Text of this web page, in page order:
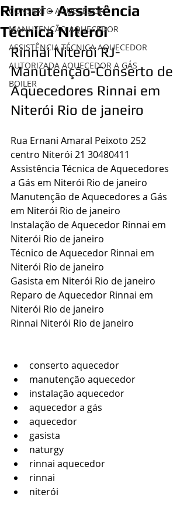
CONSERTO AQUECEDOR
MANUTENÇÃO AQUECEDOR
ASSISTÊNCIA TÉCNICA AQUECEDOR
AUTORIZADA AQUECEDOR A GÁS
BOILER
Rinnai - Assistência
Técnica Niterói
Rinnai Niterói RJ-
Manutenção-Conserto de
Aquecedores Rinnai em
Niterói Rio de janeiro
Rua Ernani Amaral Peixoto 252
centro Niterói 21 30480411
Assistência Técnica de Aquecedores
a Gás em Niterói Rio de janeiro
Manutenção de Aquecedores a Gás
em Niterói Rio de janeiro
Instalação de Aquecedor Rinnai em
Niterói Rio de janeiro
Técnico de Aquecedor Rinnai em
Niterói Rio de janeiro
Gasista em Niterói Rio de janeiro
Reparo de Aquecedor Rinnai em
Niterói Rio de janeiro
Rinnai Niterói Rio de janeiro
conserto aquecedor
manutenção aquecedor
instalação aquecedor
aquecedor a gás
aquecedor
gasista
naturgy
rinnai aquecedor
rinnai
niterói